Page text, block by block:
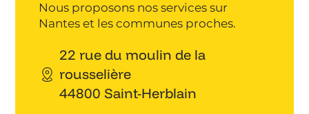
Nous proposons nos services sur
Nantes et les communes proches.
22 rue du moulin de la
rousselière
44800 Saint-Herblain